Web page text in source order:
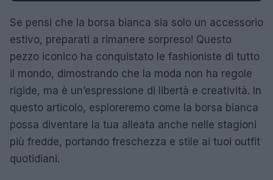
Se pensi che la borsa bianca sia solo un accessorio
estivo, preparati a rimanere sorpreso! Questo
pezzo iconico ha conquistato le fashioniste di tutto
il mondo, dimostrando che la moda non ha regole
rigide, ma è un’espressione di libertà e creatività. In
questo articolo, esploreremo come la borsa bianca
possa diventare la tua alleata anche nelle stagioni
più fredde, portando freschezza e stile ai tuoi outfit
quotidiani.